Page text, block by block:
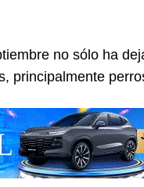
no sólo ha
principalmente